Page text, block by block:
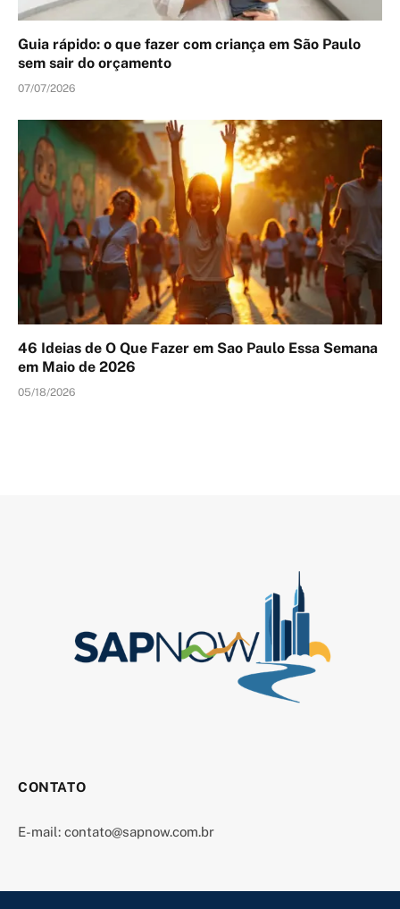
Guia rápido: o que fazer com criança em São Paulo
sem sair do orçamento
07/07/2026
46 Ideias de O Que Fazer em Sao Paulo Essa Semana
em Maio de 2026
05/18/2026
CONTATO
E-mail: contato@sapnow.com.br